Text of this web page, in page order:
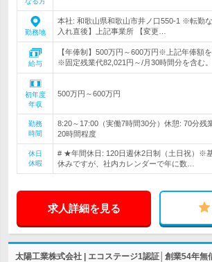
勤務地
本社: 和歌山県和歌山市井ノ口550-1 ※転勤
入れ直後】上記事業所 【変更…
給与
【年俸制】500万円～600万円※上記年俸額
※固定残業代82,021円～/月30時間分を含む
初年度
年収
500万円～600万円
勤務
時間
8:20～17:00（実働7時間30分）休憩: 70分残
20時間程度
休日
休暇
# ★年間休日: 120日週休2日制（土日祝）※
休みですが、社内カレンダーで年に数…
求人詳細を見る
太陽工業株式会社 | エコステージ1認証│創業54年